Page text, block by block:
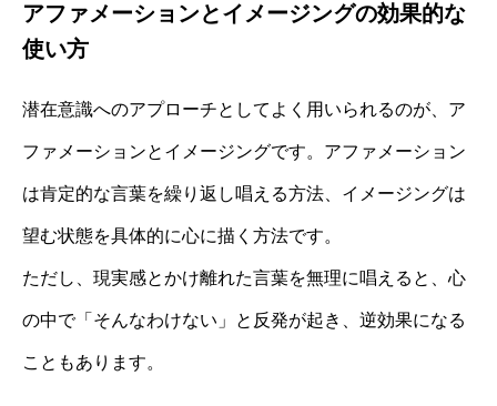
アファメーションとイメージングの効果的な
使い方
潜在意識へのアプローチとしてよく用いられるのが、ア
ファメーションとイメージングです。アファメーション
は肯定的な言葉を繰り返し唱える方法、イメージングは
望む状態を具体的に心に描く方法です。
ただし、現実感とかけ離れた言葉を無理に唱えると、心
の中で「そんなわけない」と反発が起き、逆効果になる
こともあります。